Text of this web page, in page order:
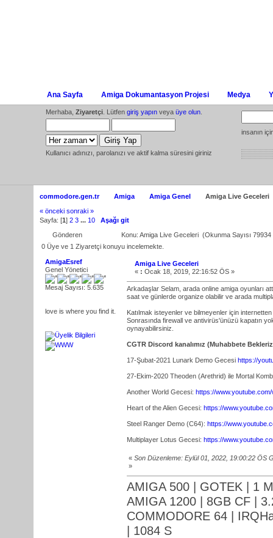
Ana Sayfa Amiga Dokumantasyon Projesi Medya
Merhaba, Ziyaretçi . Lütfen giriş yapın veya üye olun
Kullanıcı adınızı, parolanızı ve aktif kalma süresini giriniz
insanın
commodore.gen.tr Amiga Amiga Genel
Amiga Live Geceleri
« önceki sonraki »
Sayfa: [1] 2 3 ... 10
Aşağı git
Gönderen
Konu: Amiga Live Geceleri (Okunma Sayısı 79934
0 Üye ve 1 Ziyaretçi konuyu incelemekte.
AmigaEsref
Genel Yönetici
Mesaj Sayısı: 5.635
love is where you find it.
Amiga Live Geceleri
« : Ocak 18, 2019, 22:16:52 ÖS »
Arkadaşlar Selam, arada online amiga oyunları
saat ve günlerde organize olabilir ve arada
Katılmak isteyenler ve bilmeyenler için internetten
Sonrasında firewall ve antivirüs'ünüzü kapatın
oynayabilirsiniz.
CGTR Discord kanalımız (Muhabbete
17-Şubat-2021 Lunark Demo Gecesi https://
27-Ekim-2020 Theoden (Arethrid) ile Mortal
Another World Gecesi: https://
Heart of the Alien Gecesi: https://
Steel Ranger Demo (C64): https://
Multiplayer Lotus Gecesi: https://
« Son Düzenleme: Eylül 01, 2022, 19:00:22 ÖS
»
AMIGA 500 | GOTEK | 1
AMIGA 1200 | 8GB CF |
COMMODORE 64 |
| 1084 S